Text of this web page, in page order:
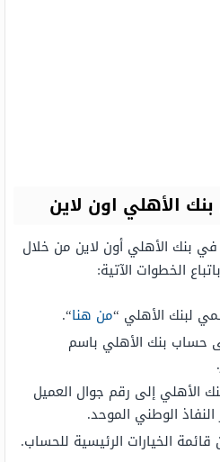
الأهلي اون لاين
بنك الأهلي أون لاين من خلال
الخطوات الآتية:
لبنك الأهلي “من هنا“.
حساب بنك الأهلي باسم
الأهلي إلى رقم جوال العميل
الوطني الموحد.
الخيارات الرئيسية للحساب.